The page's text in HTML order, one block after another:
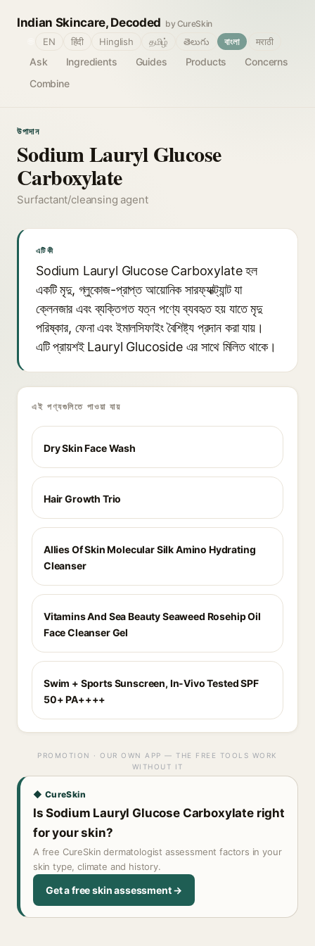
Indian Skincare, Decoded by CureSkin
Ask Ingredients Guides Products
Concerns
Combine
EN हिंदी Hinglish தமிழ் తెలుగు বাংলা मराठी
উপাদান
Sodium Lauryl Glucose
Carboxylate
Surfactant/cleansing agent
এটি কী
Sodium Lauryl Glucose Carboxylate হল
একটি মৃদু, গ্লুকোজ-প্রাপ্ত আয়োনিক সারফ্যাক্ট্যান্ট যা
ক্লেনজার এবং ব্যক্তিগত যত্ন পণ্যে ব্যবহৃত হয় যাতে মৃদু
পরিষ্কার, ফেনা এবং ইমালসিফাইং বৈশিষ্ট্য প্রদান করা যায়।
এটি প্রায়শই Lauryl Glucoside এর সাথে মিলিত থাকে।
এই পণ্যগুলিতে পাওয়া যায়
Dry Skin Face Wash
Hair Growth Trio
Allies Of Skin Molecular Silk Amino Hydrating
Cleanser
Vitamins And Sea Beauty Seaweed Rosehip Oil
Face Cleanser Gel
Swim + Sports Sunscreen, In-Vivo Tested SPF
50+ PA++++
PROMOTION · OUR OWN APP — THE FREE TOOLS WORK
WITHOUT IT
◆ CureSkin
Is Sodium Lauryl Glucose Carboxylate right
for your skin?
A free CureSkin dermatologist assessment factors in your
skin type, climate and history.
Get a free skin assessment →